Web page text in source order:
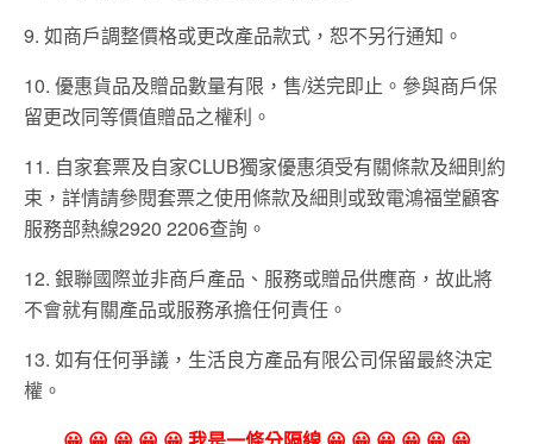
9. 如商戶調整價格或更改產品款式，恕不另行通知。
10. 優惠貨品及贈品數量有限，售/送完即止。參與商戶保
留更改同等價值贈品之權利。
11. 自家套票及自家CLUB獨家優惠須受有關條款及細則約
束，詳情請參閱套票之使用條款及細則或致電鴻福堂顧客
服務部熱線2920 2206查詢。
12. 銀聯國際並非商戶產品、服務或贈品供應商，故此將
不會就有關產品或服務承擔任何責任。
13. 如有任何爭議，生活良方產品有限公司保留最終決定
權。